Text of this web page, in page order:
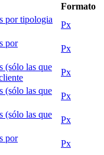
Formato
por tipologia
Px
por
Px
(sólo las que
Px
(sólo las que
Px
(sólo las que
Px
por
Px